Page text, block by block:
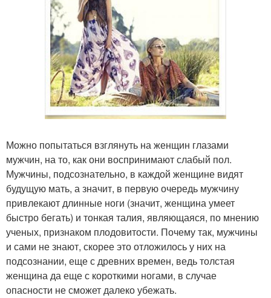
Можно попытаться взглянуть на женщин глазами
мужчин, на то, как они воспринимают слабый пол.
Мужчины, подсознательно, в каждой женщине видят
будущую мать, а значит, в первую очередь мужчину
привлекают длинные ноги (значит, женщина умеет
быстро бегать) и тонкая талия, являющаяся, по мнению
ученых, признаком плодовитости. Почему так, мужчины
и сами не знают, скорее это отложилось у них на
подсознании, еще с древних времен, ведь толстая
женщина да еще с короткими ногами, в случае
опасности не сможет далеко убежать.